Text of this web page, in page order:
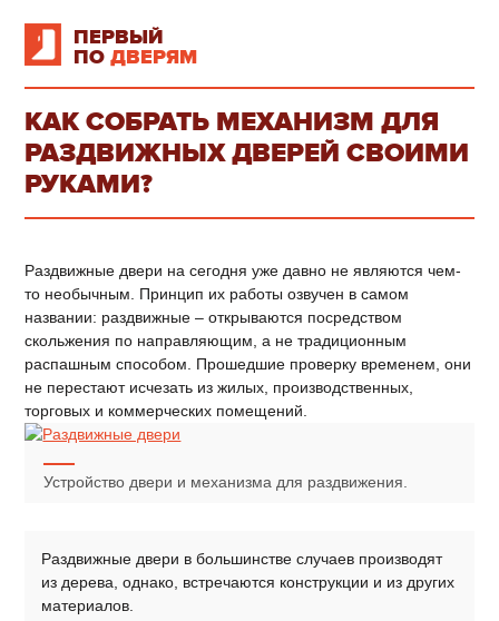
ПЕРВЫЙ
ПО ДВЕРЯМ
КАК СОБРАТЬ МЕХАНИЗМ ДЛЯ
РАЗДВИЖНЫХ ДВЕРЕЙ СВОИМИ
РУКАМИ?
Раздвижные двери на сегодня уже давно не являются чем-
то необычным. Принцип их работы озвучен в самом
названии: раздвижные – открываются посредством
скольжения по направляющим, а не традиционным
распашным способом. Прошедшие проверку временем, они
не перестают исчезать из жилых, производственных,
торговых и коммерческих помещений.
Устройство двери и механизма для раздвижения.
Раздвижные двери в большинстве случаев производят
из дерева, однако, встречаются конструкции и из других
материалов.